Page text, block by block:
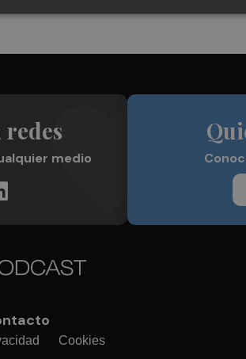
redes
medio
Cookies